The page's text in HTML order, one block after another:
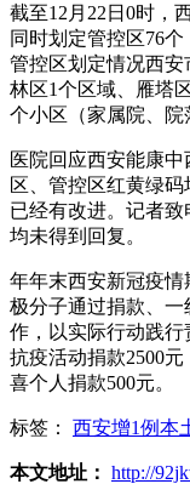
截至12月22日0时，
同时划定管控区76
管控区划定情况西
林区1个区域、雁塔
个小区（家属院、院
医院回应西安能康
区、管控区红黄绿
已经有改进。记者致
均未得到回复。
年年末西安新冠疫
极分子通过捐款、
作，以实际行动践
抗疫活动捐款2500
喜个人捐款500元。
标签： 西安增1例本
本文地址： http://